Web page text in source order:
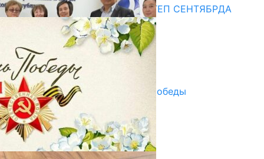
СУЗАКТА 750 ОРУНДУУ МЕКТЕП СЕНТЯБРДА
ПАЙДАЛАНУУГА БЕРИЛЕТ
07.08.2025
Улуу Жеңиштин жандуу сөзү
29.04.2025
Награды в преддверии Дня Победы
29.04.2025